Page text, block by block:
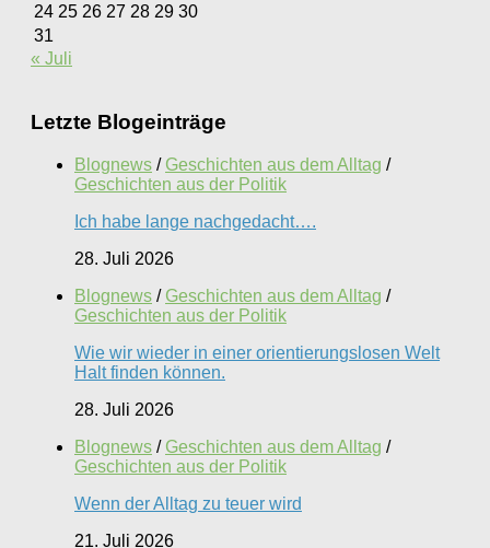
24 25 26 27 28 29 30
31
« Juli
Letzte Blogeinträge
Blognews / Geschichten aus dem Alltag /
Geschichten aus der Politik
Ich habe lange nachgedacht….
28. Juli 2026
Blognews / Geschichten aus dem Alltag /
Geschichten aus der Politik
Wie wir wieder in einer orientierungslosen Welt
Halt finden können.
28. Juli 2026
Blognews / Geschichten aus dem Alltag /
Geschichten aus der Politik
Wenn der Alltag zu teuer wird
21. Juli 2026